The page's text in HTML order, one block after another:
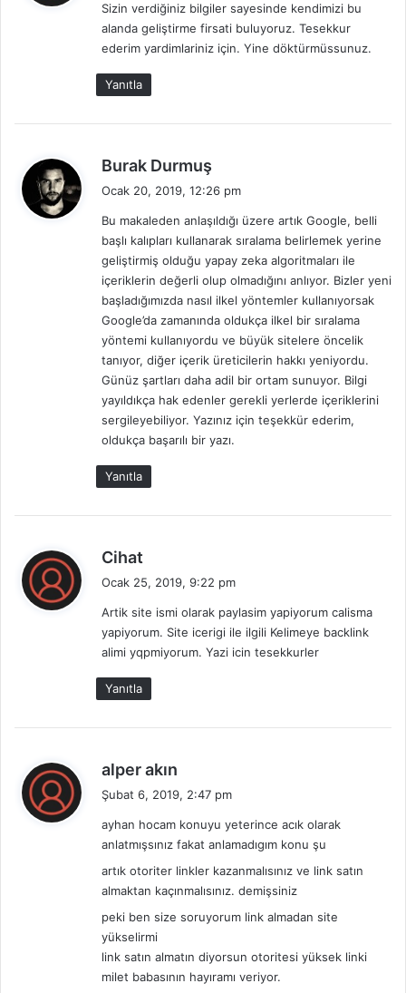
i
k
i
:
Sizin verdiğiniz bilgiler sayesinde kendimizi bu
alanda geliştirme firsati buluyoruz. Tesekkur
ederim yardimlariniz için. Yine döktürmüssunuz.
Yanıtla
Burak Durmuş
e
i
k
i
:
Ocak 20, 2019, 12:26 pm
Bu makaleden anlaşıldığı üzere artık Google, belli
başlı kalıpları kullanarak sıralama belirlemek yerine
geliştirmiş olduğu yapay zeka algoritmaları ile
içeriklerin değerli olup olmadığını anlıyor. Bizler yeni
başladığımızda nasıl ilkel yöntemler kullanıyorsak
Google’da zamanında oldukça ilkel bir sıralama
yöntemi kullanıyordu ve büyük sitelere öncelik
tanıyor, diğer içerik üreticilerin hakkı yeniyordu.
Günüz şartları daha adil bir ortam sunuyor. Bilgi
yayıldıkça hak edenler gerekli yerlerde içeriklerini
sergileyebiliyor. Yazınız için teşekkür ederim,
oldukça başarılı bir yazı.
Yanıtla
Cihat
e
i
k
i
:
Ocak 25, 2019, 9:22 pm
Artik site ismi olarak paylasim yapiyorum calisma
yapiyorum. Site icerigi ile ilgili Kelimeye backlink
alimi yqpmiyorum. Yazi icin tesekkurler
Yanıtla
alper akın
k
i
:
Şubat 6, 2019, 2:47 pm
ayhan hocam konuyu yeterince acık olarak
anlatmışsınız fakat anlamadıgım konu şu
artık otoriter linkler kazanmalısınız ve link satın
almaktan kaçınmalısınız. demişsiniz
peki ben size soruyorum link almadan site
yükselirmi
link satın almatın diyorsun otoritesi yüksek linki
milet babasının hayıramı veriyor.